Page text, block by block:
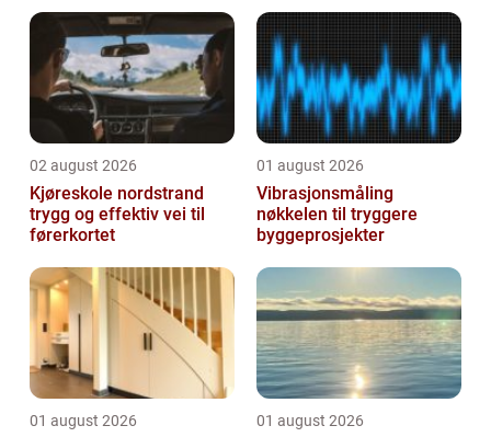
barnehage på deltidbasis. Deltidsarbeid er...
02 august 2026
Kjøreskole nordstrand
trygg og effektiv vei til
førerkortet
01 august 2026
Vibrasjonsmåling
nøkkelen til tryggere
byggeprosjekter
01 august 2026 01 august 2026